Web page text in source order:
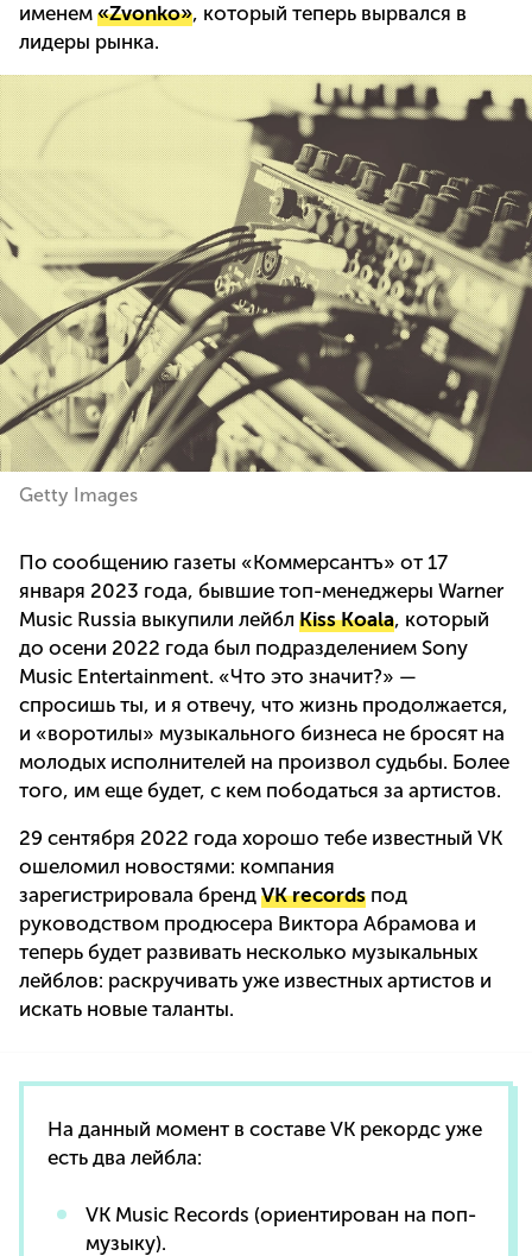
именем «Zvonko», который теперь вырвался в
лидеры рынка.
Getty Images
По сообщению газеты «Коммерсантъ» от 17
января 2023 года, бывшие топ-менеджеры Warner
Music Russia выкупили лейбл Kiss Koala, который
до осени 2022 года был подразделением Sony
Music Entertainment. «Что это значит?» —
спросишь ты, и я отвечу, что жизнь продолжается,
и «воротилы» музыкального бизнеса не бросят на
молодых исполнителей на произвол судьбы. Более
того, им еще будет, с кем пободаться за артистов.
29 сентября 2022 года хорошо тебе известный VK
ошеломил новостями: компания
зарегистрировала бренд VK records под
руководством продюсера Виктора Абрамова и
теперь будет развивать несколько музыкальных
лейблов: раскручивать уже известных артистов и
искать новые таланты.
На данный момент в составе VK рекордс уже
есть два лейбла:
VK Music Records (ориентирован на поп-
музыку).